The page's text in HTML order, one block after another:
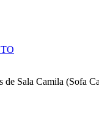
de Sala Camila (Sofa